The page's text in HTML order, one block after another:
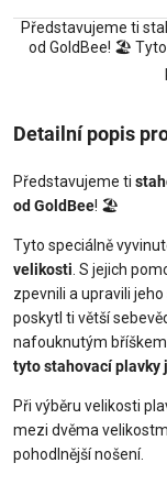
Představujeme ti
od GoldBee! 🏖️
Detailní popis
Představujeme ti
od GoldBee! 🏖️
Tyto speciálně
velikosti . S jejich
zpevnili a upravili
poskytl ti větší
nafouknutým
tyto stahovací plavky
Při výběru velikosti
mezi dvěma
pohodlnější nošení.